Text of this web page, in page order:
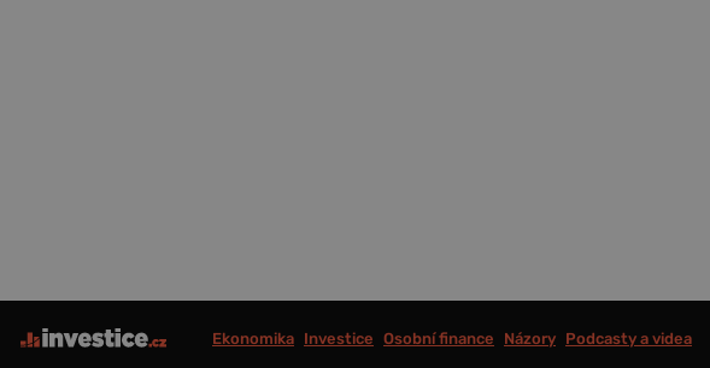
Ekonomika Investice Osobní finance Názory Podcasty a videa